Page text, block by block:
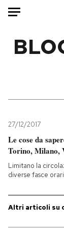
Mondo
Tecnologia
Internet
Cultura
Sport
27/12/2017
Le cose da
Torino, Milano,
Limitano la
diverse fasce
Altri articoli su